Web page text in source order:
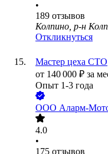
•
189 отзывов
Колпино, р-н
Откликнуться
Мастер цеха СТО
от 140 000 ₽ за
Опыт 1-3 года
ООО Аларм-
4.0
•
175 отзывов